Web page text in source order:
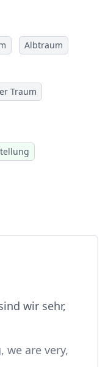
Albtraum
Traum
wir sehr,
we are very,